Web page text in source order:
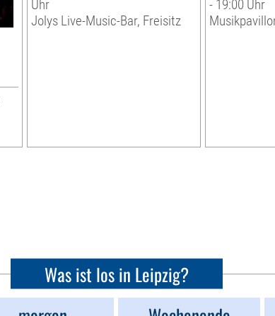
Uhr
Jolys Live-Music-Bar, Freisitz
- 19:00 Uhr
Was ist los in Leipzig?